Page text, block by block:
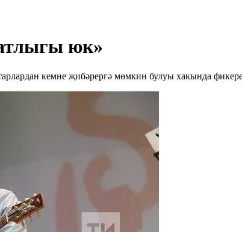
юк»
кемне җибәрергә мөмкин булуы хакында